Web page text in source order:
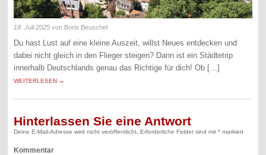
18. Juli 2025 von Boris Beuschel
Du hast Lust auf eine kleine Auszeit, willst Neues entdecken und
dabei nicht gleich in den Flieger steigen? Dann ist ein Städtetrip
innerhalb Deutschlands genau das Richtige für dich! Ob […]
WEITERLESEN →
Hinterlassen Sie eine Antwort
Deine E-Mail-Adresse wird nicht veröffentlicht. Erforderliche Felder sind mit* markiert
Kommentar